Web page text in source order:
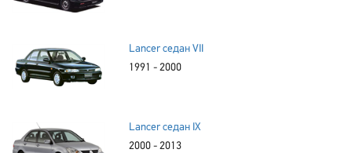
Lancer седан VII
1991 - 2000
Lancer седан IX
2000 - 2013